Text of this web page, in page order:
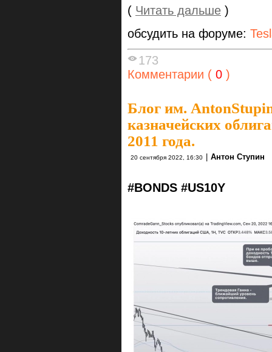
( Читать дальше )
обсудить на форуме:
173
Комментарии ( 0 )
Блог им.
казначейских
2011 года.
20 сентября 2022, 16:30 Антон Ступин
#BONDS #US10Y